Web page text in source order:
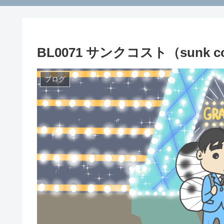
BL0071 サンクコスト（sunk
ブログ